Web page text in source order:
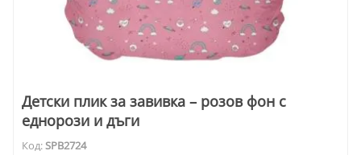
Детски плик за завивка – розов фон с
еднорози и дъги
Код:SPB2724